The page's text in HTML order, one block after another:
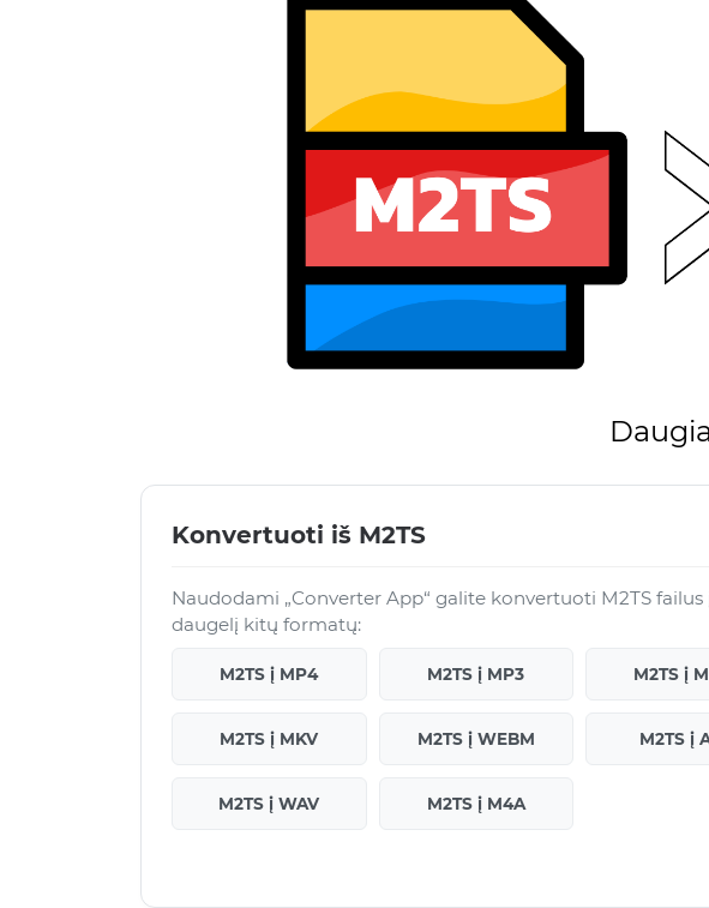
Konvertuoti iš M2TS
Naudodami „Converter App“ galite konvertuoti M2TS failus
daugelį kitų formatų:
M2TS į MP4 M2TS į MP3 M2TS į
M2TS į MKV M2TS į WEBM M2TS į
M2TS į WAV M2TS į M4A